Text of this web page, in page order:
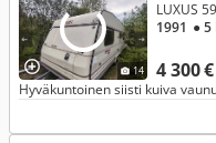
14 4 300 €
LUXUS
1991 ● 5
Hyväkuntoinen siisti kuiva